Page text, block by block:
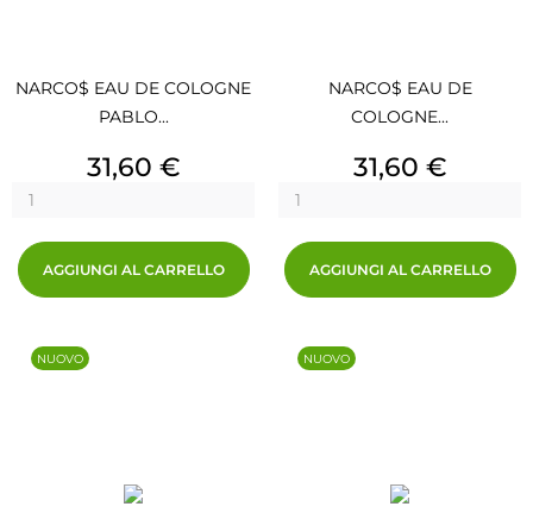
NARCO$ EAU DE COLOGNE
PABLO...
Prezzo
31,60 €
AGGIUNGI AL CARRELLO
NARCO$ EAU DE
COLOGNE...
Prezzo
31,60 €
AGGIUNGI AL CARRELLO
NUOVO NUOVO